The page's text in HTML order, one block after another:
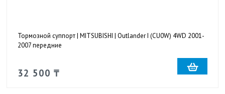
Тормозной суппорт | MITSUBISHI | Outlander I (CU0W) 4WD 2001-
2007 передние
32 500 ₸